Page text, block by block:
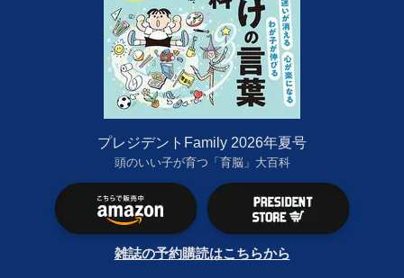
プレジデントFamily 2026年夏号
頭のいい子が育つ「育脳」大百科
雑誌の予約購読はこちらから